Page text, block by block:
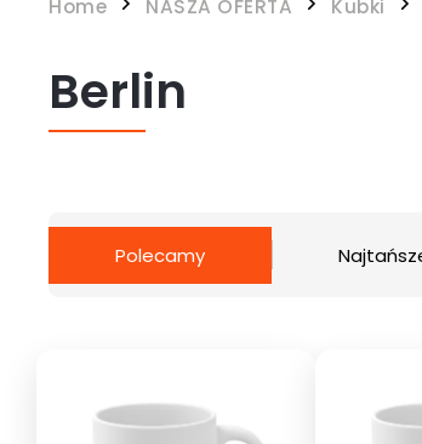
Home / NASZA OFERTA / Kubki /
Berlin
Polecamy